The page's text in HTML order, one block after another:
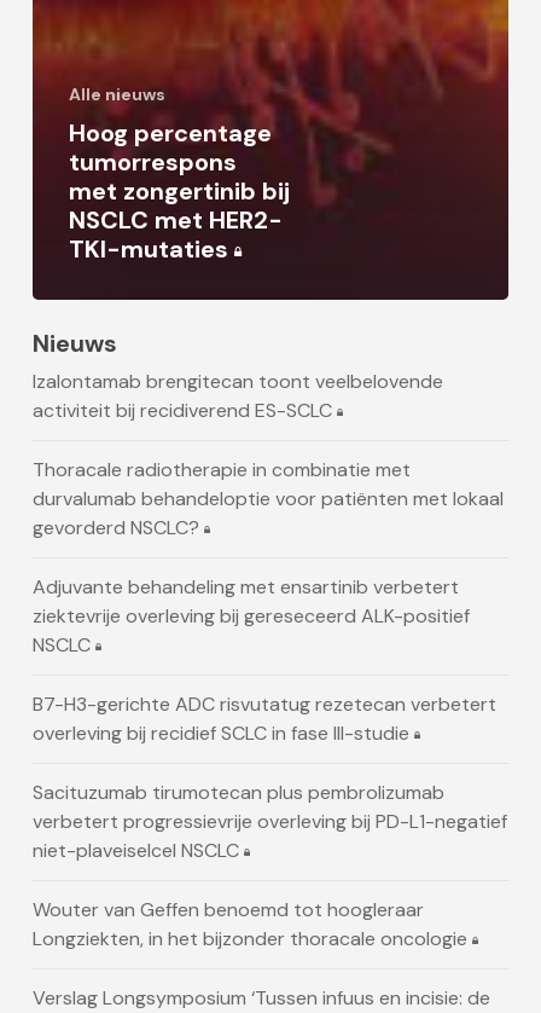
Alle nieuws
Hoog percentage
tumorrespons
met zongertinib bij
NSCLC met HER2-
TKI-mutaties
Nieuws
Izalontamab brengitecan toont veelbelovende
activiteit bij recidiverend ES-SCLC
Thoracale radiotherapie in combinatie met
durvalumab behandeloptie voor patiënten met lokaal
gevorderd NSCLC?
Adjuvante behandeling met ensartinib verbetert
ziektevrije overleving bij gereseceerd ALK-positief
NSCLC
B7-H3-gerichte ADC risvutatug rezetecan verbetert
overleving bij recidief SCLC in fase III-studie
Sacituzumab tirumotecan plus pembrolizumab
verbetert progressievrije overleving bij PD-L1-negatief
niet-plaveiselcel NSCLC
Wouter van Geffen benoemd tot hoogleraar
Longziekten, in het bijzonder thoracale oncologie
Verslag Longsymposium ‘Tussen infuus en incisie: de